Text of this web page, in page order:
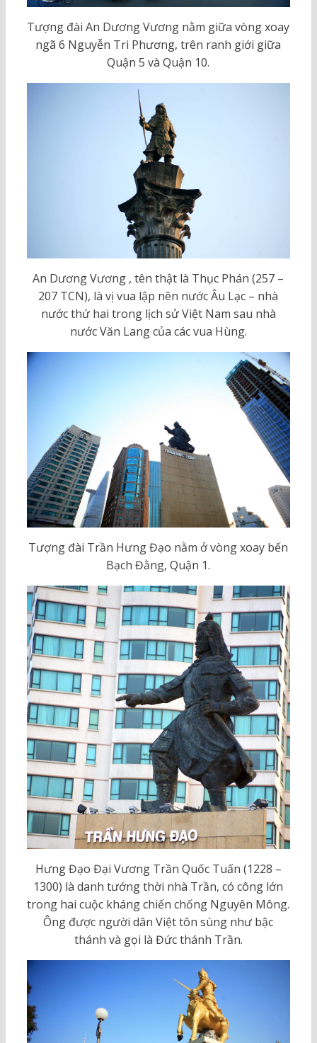
Tượng đài An Dương Vương nằm giữa vòng xoay
ngã 6 Nguyễn Tri Phương, trên ranh giới giữa
Quận 5 và Quận 10.
An Dương Vương , tên thật là Thục Phán (257 –
207 TCN), là vị vua lập nên nước Âu Lạc – nhà
nước thứ hai trong lịch sử Việt Nam sau nhà
nước Văn Lang của các vua Hùng.
Tượng đài Trần Hưng Đạo nằm ở vòng xoay bến
Bạch Đằng, Quận 1.
Hưng Đạo Đại Vương Trần Quốc Tuấn (1228 –
1300) là danh tướng thời nhà Trần, có công lớn
trong hai cuộc kháng chiến chống Nguyên Mông.
Ông được người dân Việt tôn sùng như bậc
thánh và gọi là Đức thánh Trần.